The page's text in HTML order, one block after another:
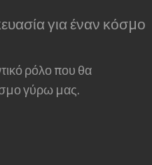
για έναν κόσμο
ρόλο που θα
γύρω μας.